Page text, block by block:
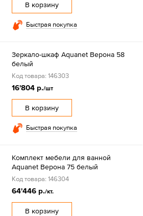
В корзину
Быстрая покупка
Зеркало-шкаф Aquanet Верона 58
белый
Код товара: 146303
16'804 р./шт
В корзину
Быстрая покупка
Комплект мебели для ванной
Aquanet Верона 75 белый
Код товара: 146304
64'446 р./кт.
В корзину